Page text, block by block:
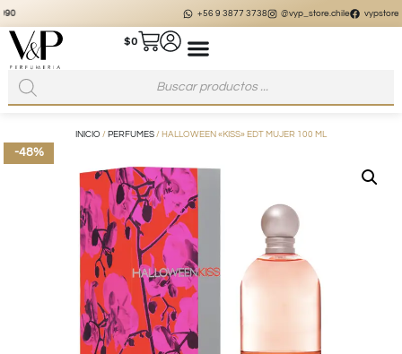
@vyp_store.chile vypstore.cl
$0
INICIO / PERFUMES / HALLOWEEN «KISS» EDT MUJER 100 ML
-48%